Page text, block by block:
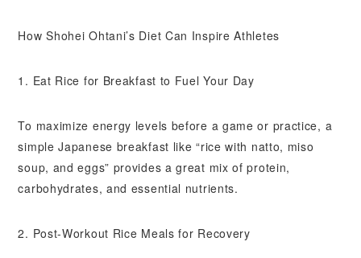
How Shohei Ohtani’s Diet Can Inspire Athletes
1. Eat Rice for Breakfast to Fuel Your Day
To maximize energy levels before a game or practice, a
simple Japanese breakfast like “rice with natto, miso
soup, and eggs” provides a great mix of protein,
carbohydrates, and essential nutrients.
2. Post-Workout Rice Meals for Recovery